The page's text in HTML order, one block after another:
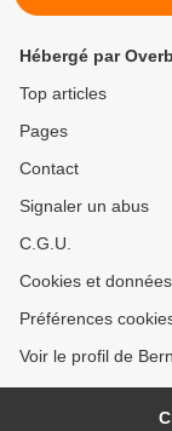
Hébergé par
Top articles
Pages
Contact
Signaler un abus
C.G.U.
Cookies et
Préférences
Voir le profil de